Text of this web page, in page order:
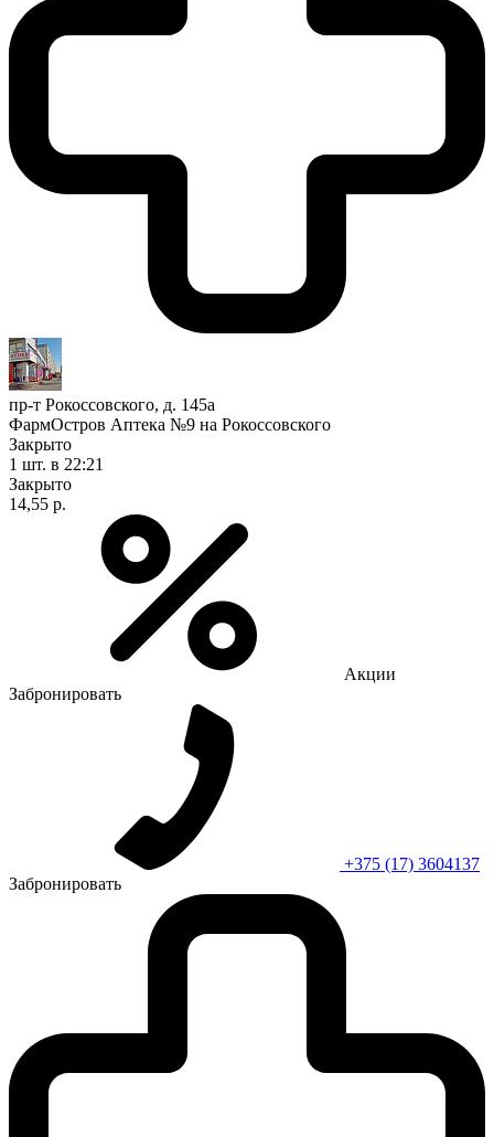
пр-т Рокоссовского, д. 145а
ФармОстров Аптека №9 на Рокоссовского
Закрыто
1 шт. в 22:21
Закрыто
14,55 р.
Акции
Забронировать
+375 (17) 3604137
Забронировать